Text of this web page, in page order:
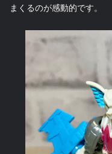
まくるのが感動的です。